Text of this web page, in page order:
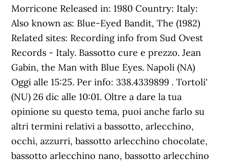
Morricone Released in: 1980 Country: Italy:
Also known as: Blue-Eyed Bandit, The (1982)
Related sites: Recording info from Sud Ovest
Records - Italy. Bassotto cure e prezzo. Jean
Gabin, the Man with Blue Eyes. Napoli (NA)
Oggi alle 15:25. Per info: 338.4339899 . Tortoli'
(NU) 26 dic alle 10:01. Oltre a dare la tua
opinione su questo tema, puoi anche farlo su
altri termini relativi a bassotto, arlecchino,
occhi, azzurri, bassotto arlecchino chocolate,
bassotto arlecchino nano, bassotto arlecchino